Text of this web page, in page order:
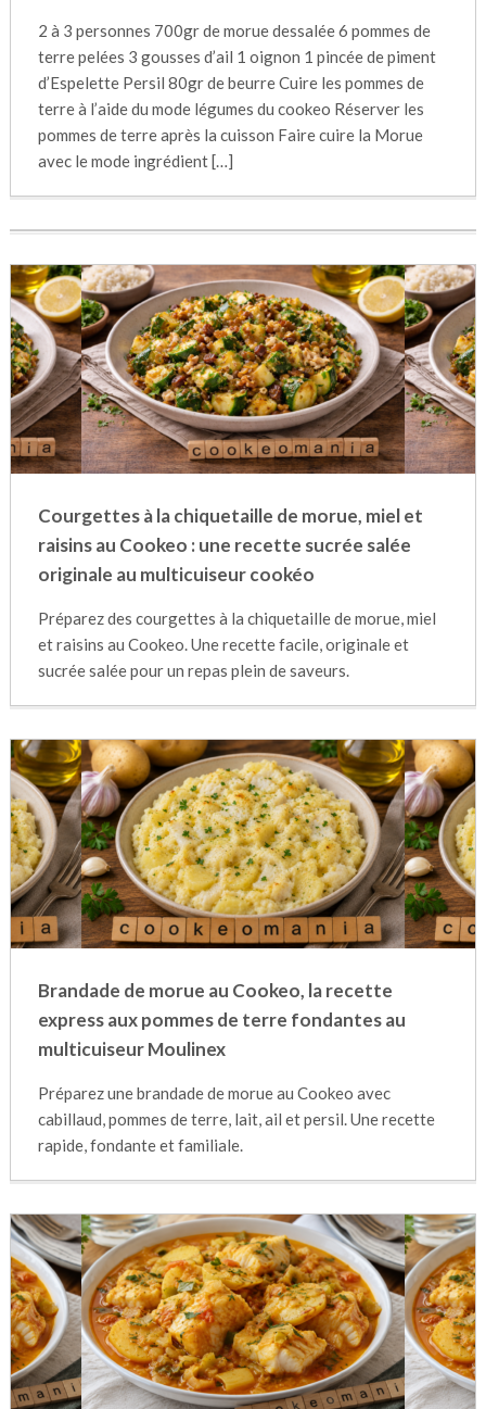
2 à 3 personnes 700gr de morue dessalée 6 pommes de
terre pelées 3 gousses d’ail 1 oignon 1 pincée de piment
d’Espelette Persil 80gr de beurre Cuire les pommes de
terre à l’aide du mode légumes du cookeo Réserver les
pommes de terre après la cuisson Faire cuire la Morue
avec le mode ingrédient […]
Courgettes à la chiquetaille de morue, miel et
raisins au Cookeo : une recette sucrée salée
originale au multicuiseur cookéo
Préparez des courgettes à la chiquetaille de morue, miel
et raisins au Cookeo. Une recette facile, originale et
sucrée salée pour un repas plein de saveurs.
Brandade de morue au Cookeo, la recette
express aux pommes de terre fondantes au
multicuiseur Moulinex
Préparez une brandade de morue au Cookeo avec
cabillaud, pommes de terre, lait, ail et persil. Une recette
rapide, fondante et familiale.